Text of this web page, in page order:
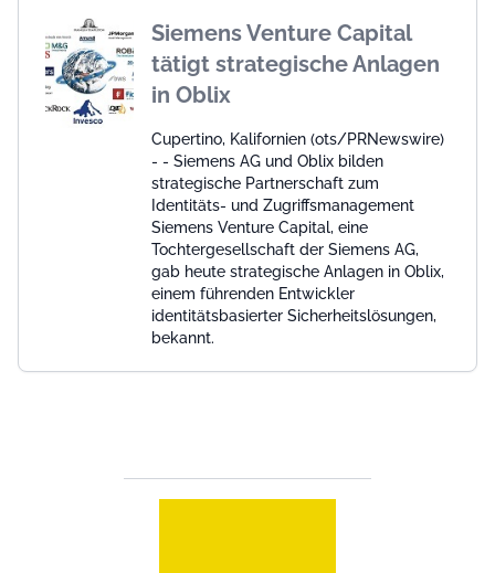
Siemens Venture Capital
tätigt strategische Anlagen
in Oblix
Cupertino, Kalifornien (ots/PRNewswire)
- - Siemens AG und Oblix bilden
strategische Partnerschaft zum
Identitäts- und Zugriffsmanagement
Siemens Venture Capital, eine
Tochtergesellschaft der Siemens AG,
gab heute strategische Anlagen in Oblix,
einem führenden Entwickler
identitätsbasierter Sicherheitslösungen,
bekannt.